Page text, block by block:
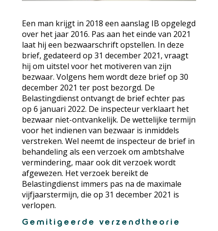
Een man krijgt in 2018 een aanslag IB opgelegd
over het jaar 2016. Pas aan het einde van 2021
laat hij een bezwaarschrift opstellen. In deze
brief, gedateerd op 31 december 2021, vraagt
hij om uitstel voor het motiveren van zijn
bezwaar. Volgens hem wordt deze brief op 30
december 2021 ter post bezorgd. De
Belastingdienst ontvangt de brief echter pas
op 6 januari 2022. De inspecteur verklaart het
bezwaar niet-ontvankelijk. De wettelijke termijn
voor het indienen van bezwaar is inmiddels
verstreken. Wel neemt de inspecteur de brief in
behandeling als een verzoek om ambtshalve
vermindering, maar ook dit verzoek wordt
afgewezen. Het verzoek bereikt de
Belastingdienst immers pas na de maximale
vijfjaarstermijn, die op 31 december 2021 is
verlopen.
Gemitigeerde verzendtheorie